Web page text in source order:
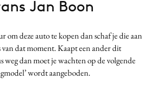
om deze auto te kopen dan schaf je die aan
van dat moment. Kaapt een ander dit
weg dan moet je wachten op de volgende
wordt aangeboden.
Jan Boon